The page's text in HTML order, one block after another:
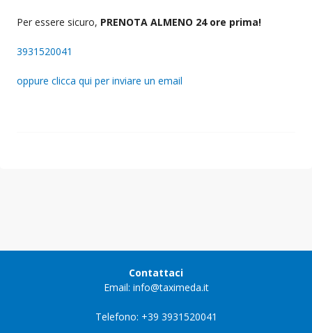
Per essere sicuro, PRENOTA ALMENO 24 ore prima!
3931520041
oppure clicca qui per inviare un email
Contattaci
Email: info@taximeda.it
Telefono: +39 3931520041